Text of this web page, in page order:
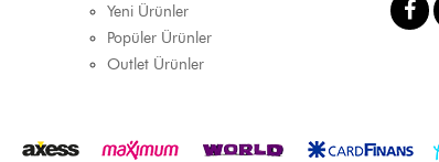
Yeni Ürünler
Popüler Ürünler
Outlet Ürünler